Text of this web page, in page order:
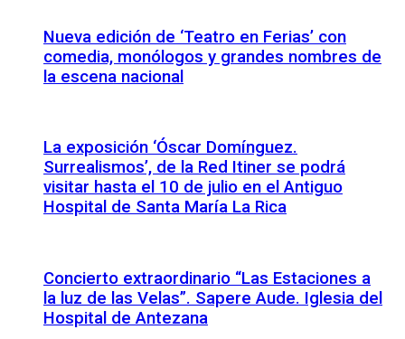
Nueva edición de ‘Teatro en Ferias’ con
comedia, monólogos y grandes nombres de
la escena nacional
La exposición ‘Óscar Domínguez.
Surrealismos’, de la Red Itiner se podrá
visitar hasta el 10 de julio en el Antiguo
Hospital de Santa María La Rica
Concierto extraordinario “Las Estaciones a
la luz de las Velas”. Sapere Aude. Iglesia del
Hospital de Antezana